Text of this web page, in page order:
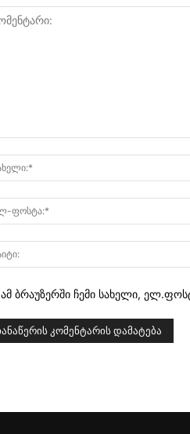
ამ ბრაუზერში ჩემი სახელი,